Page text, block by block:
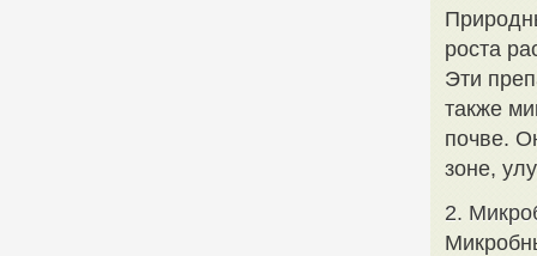
роста
Эти
также
почве.
зоне,
2.